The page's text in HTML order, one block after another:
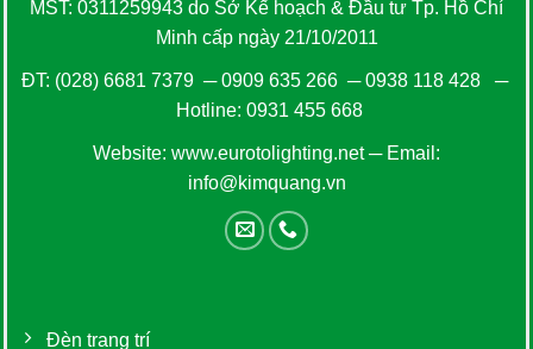
MST: 0311259943 do Sở Kế hoạch & Đầu tư Tp. Hồ Chí
Minh cấp ngày 21/10/2011
ĐT: (028) 6681 7379 ─0909 635 266─0938 118 428─
Hotline: 0931 455 668
Website: www.eurotolighting.net─ Email:
info@kimquang.vn
Đèn trang trí